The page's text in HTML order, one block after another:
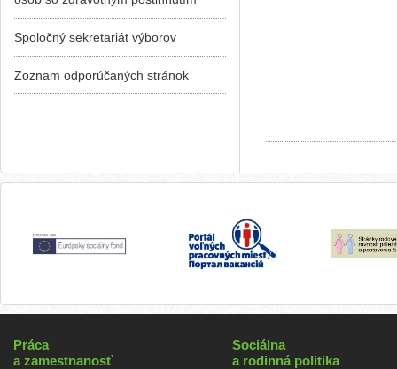
Spoločný sekretariát výborov
Zoznam odporúčaných stránok
Práca
a zamestnanosť
Sociálna
a rodinná politika